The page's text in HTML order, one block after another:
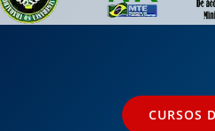
CURSOS